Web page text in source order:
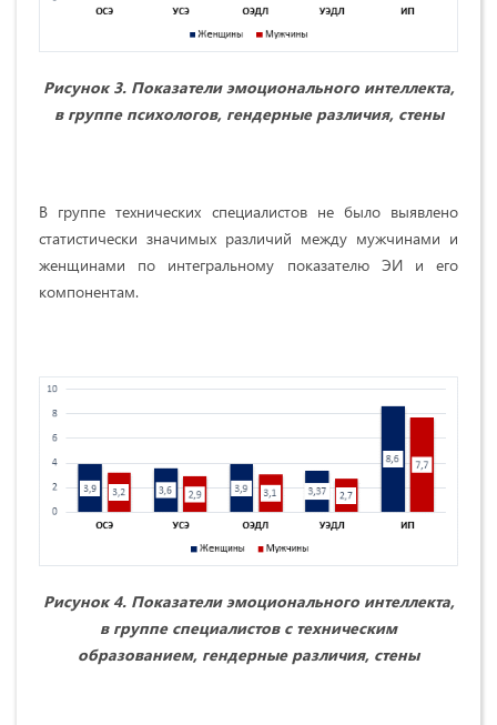
Рисунок 3. Показатели эмоционального интеллекта,
в группе психологов, гендерные различия, стены
В группе технических специалистов не было выявлено
статистически значимых различий между мужчинами и
женщинами по интегральному показателю ЭИ и его
компонентам.
Рисунок 4. Показатели эмоционального интеллекта,
в группе специалистов с техническим
образованием, гендерные различия, стены